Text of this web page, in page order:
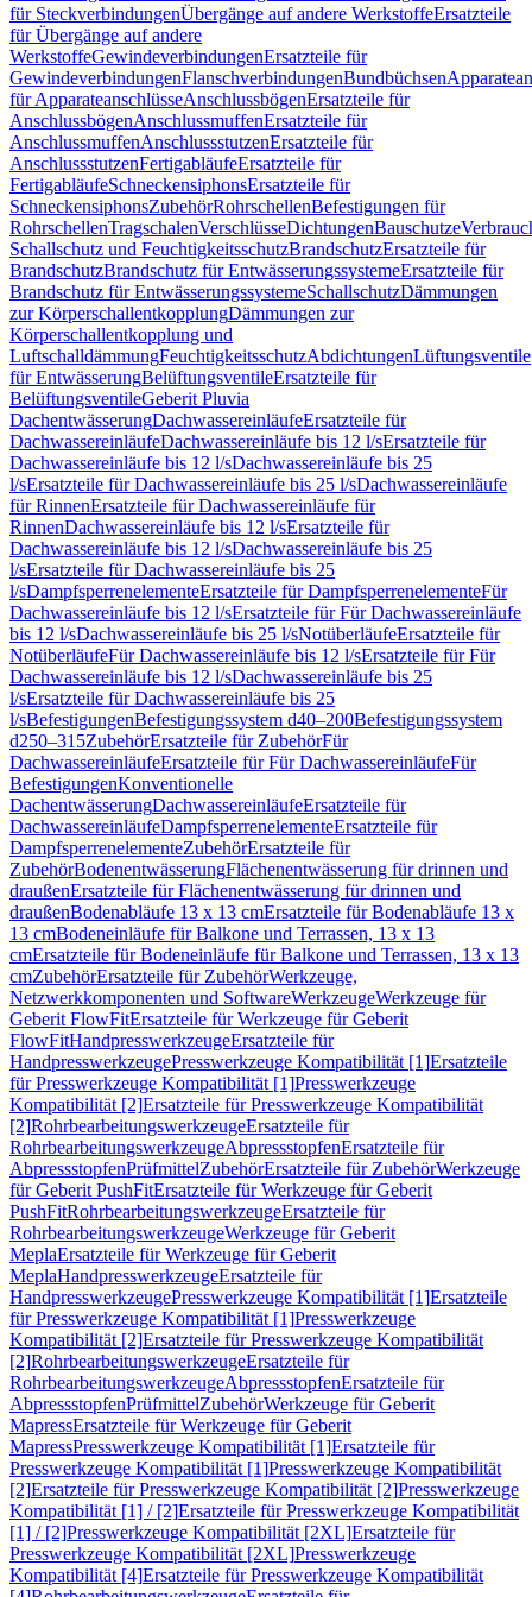
für SteckverbindungenÜbergänge auf andere WerkstoffeErsatzteile
für Übergänge auf andere
WerkstoffeGewindeverbindungenErsatzteile für
GewindeverbindungenFlanschverbindungenBundbüchsen
für ApparateanschlüsseAnschlussbögenErsatzteile für
AnschlussbögenAnschlussmuffenErsatzteile für
AnschlussmuffenAnschlussstutzenErsatzteile für
AnschlussstutzenFertigabläufeErsatzteile für
FertigabläufeSchneckensiphonsErsatzteile für
SchneckensiphonsZubehörRohrschellenBefestigungen für
RohrschellenTragschalenVerschlüsseDichtungenBauschutze
Schallschutz und FeuchtigkeitsschutzBrandschutzErsatzteile für
BrandschutzBrandschutz für EntwässerungssystemeErsatzteile für
Brandschutz für EntwässerungssystemeSchallschutzDämmungen
zur KörperschallentkopplungDämmungen zur
Körperschallentkopplung und
LuftschalldämmungFeuchtigkeitsschutzAbdichtungenLüftungsventile
für EntwässerungBelüftungsventileErsatzteile für
BelüftungsventileGeberit Pluvia
DachentwässerungDachwassereinläufeErsatzteile für
DachwassereinläufeDachwassereinläufe bis 12 l/sErsatzteile für
Dachwassereinläufe bis 12 l/sDachwassereinläufe bis 25
l/sErsatzteile für Dachwassereinläufe bis 25 l/sDachwassereinläufe
für RinnenErsatzteile für Dachwassereinläufe für
RinnenDachwassereinläufe bis 12 l/sErsatzteile für
Dachwassereinläufe bis 12 l/sDachwassereinläufe bis 25
l/sErsatzteile für Dachwassereinläufe bis 25
l/sDampfsperrenelementeErsatzteile für DampfsperrenelementeFür
Dachwassereinläufe bis 12 l/sErsatzteile für Für Dachwassereinläufe
bis 12 l/sDachwassereinläufe bis 25 l/sNotüberläufeErsatzteile für
NotüberläufeFür Dachwassereinläufe bis 12 l/sErsatzteile für Für
Dachwassereinläufe bis 12 l/sDachwassereinläufe bis 25
l/sErsatzteile für Dachwassereinläufe bis 25
l/sBefestigungenBefestigungssystem d40–200Befestigungssystem
d250–315ZubehörErsatzteile für ZubehörFür
DachwassereinläufeErsatzteile für Für DachwassereinläufeFür
BefestigungenKonventionelle
DachentwässerungDachwassereinläufeErsatzteile für
DachwassereinläufeDampfsperrenelementeErsatzteile für
DampfsperrenelementeZubehörErsatzteile für
ZubehörBodenentwässerungFlächenentwässerung für drinnen und
draußenErsatzteile für Flächenentwässerung für drinnen und
draußenBodenabläufe 13 x 13 cmErsatzteile für Bodenabläufe 13 x
13 cmBodeneinläufe für Balkone und Terrassen, 13 x 13
cmErsatzteile für Bodeneinläufe für Balkone und Terrassen, 13 x 13
cmZubehörErsatzteile für ZubehörWerkzeuge,
Netzwerkkomponenten und SoftwareWerkzeugeWerkzeuge für
Geberit FlowFitErsatzteile für Werkzeuge für Geberit
FlowFitHandpresswerkzeugeErsatzteile für
HandpresswerkzeugePresswerkzeuge Kompatibilität [1]Ersatzteile
für Presswerkzeuge Kompatibilität [1]Presswerkzeuge
Kompatibilität [2]Ersatzteile für Presswerkzeuge Kompatibilität
[2]RohrbearbeitungswerkzeugeErsatzteile für
RohrbearbeitungswerkzeugeAbpressstopfenErsatzteile für
AbpressstopfenPrüfmittelZubehörErsatzteile für ZubehörWerkzeuge
für Geberit PushFitErsatzteile für Werkzeuge für Geberit
PushFitRohrbearbeitungswerkzeugeErsatzteile für
RohrbearbeitungswerkzeugeWerkzeuge für Geberit
MeplaErsatzteile für Werkzeuge für Geberit
MeplaHandpresswerkzeugeErsatzteile für
HandpresswerkzeugePresswerkzeuge Kompatibilität [1]Ersatzteile
für Presswerkzeuge Kompatibilität [1]Presswerkzeuge
Kompatibilität [2]Ersatzteile für Presswerkzeuge Kompatibilität
[2]RohrbearbeitungswerkzeugeErsatzteile für
RohrbearbeitungswerkzeugeAbpressstopfenErsatzteile für
AbpressstopfenPrüfmittelZubehörWerkzeuge für Geberit
MapressErsatzteile für Werkzeuge für Geberit
MapressPresswerkzeuge Kompatibilität [1]Ersatzteile für
Presswerkzeuge Kompatibilität [1]Presswerkzeuge Kompatibilität
[2]Ersatzteile für Presswerkzeuge Kompatibilität [2]Presswerkzeuge
Kompatibilität [1] / [2]Ersatzteile für Presswerkzeuge Kompatibilität
[1] / [2]Presswerkzeuge Kompatibilität [2XL]Ersatzteile für
Presswerkzeuge Kompatibilität [2XL]Presswerkzeuge
Kompatibilität [4]Ersatzteile für Presswerkzeuge Kompatibilität